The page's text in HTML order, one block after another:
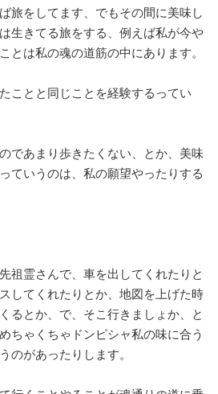
旅をしてます、でもその間に美味し
生きてる旅をする、例えば私が今や
とは私の魂の道筋の中にあります。
ことと同じことを経験するってい
であまり歩きたくない、とか、美味
ていうのは、私の願望やったりする
祖霊さんで、車を出してくれたりと
してくれたりとか、地図を上げた時
るとか、で、そこ行きましょか、と
ちゃくちゃドンピシャ私の味に合う
のがあったりします。